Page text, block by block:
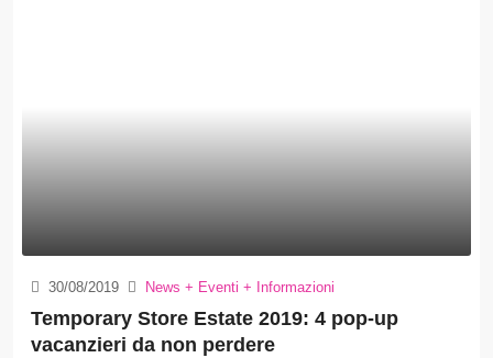
30/08/2019 News + Eventi + Informazioni
Temporary Store Estate 2019: 4 pop-up
vacanzieri da non perdere